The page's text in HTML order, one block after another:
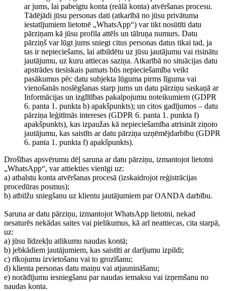
ar jums, lai pabeigtu konta (reālā konta) atvēršanas procesu.
Tādējādi jūsu personas dati (atkarībā no jūsu privātuma
iestatījumiem lietotnē „WhatsApp“) var tikt nosūtīti datu
pārziņam kā jūsu profila attēls un tālruņa numurs. Datu
pārziņš var lūgt jums sniegt citus personas datus tikai tad, ja
tas ir nepieciešams, lai atbildētu uz jūsu jautājumu vai risinātu
jautājumu, uz kuru attiecas saziņa. Atkarībā no situācijas datu
apstrādes tiesiskais pamats būs nepieciešamība veikt
pasākumus pēc datu subjekta lūguma pirms līguma vai
vienošanās noslēgšanas starp jums un datu pārziņu saskaņā ar
Informācijas un izglītības pakalpojumu noteikumiem (GDPR
6. panta 1. punkta b) apakšpunkts); un citos gadījumos – datu
pārziņa leģitīmās intereses (GDPR 6. panta 1. punkta f)
apakšpunkts), kas izpaužas kā nepieciešamība atrisināt ziņoto
jautājumu, kas saistīts ar datu pārziņa uzņēmējdarbību (GDPR
6. panta 1. punkta f) apakšpunkts).
Drošības apsvērumu dēļ saruna ar datu pārziņu, izmantojot lietotni
„WhatsApp“, var attiekties vienīgi uz:
a) atbalstu konta atvēršanas procesā (izskaidrojot reģistrācijas
procedūras posmus);
b) atbilžu sniegšanu uz klientu jautājumiem par OANDA darbību.
Saruna ar datu pārziņu, izmantojot WhatsApp lietotni, nekad
nesaturēs nekādas saites vai pielikumus, kā arī neattiecas, cita starpā,
uz:
a) jūsu līdzekļu atlikumu naudas kontā;
b) jebkādiem jautājumiem, kas saistīti ar darījumu izpildi;
c) rīkojumu izvietošanu vai to grozīšanu;
d) klienta personas datu maiņu vai atjaunināšanu;
e) norādījumu iesniegšanu par naudas iemaksu vai izņemšanu no
naudas konta.